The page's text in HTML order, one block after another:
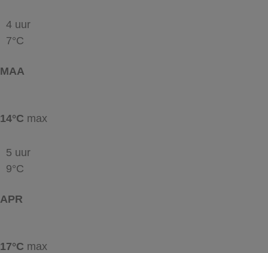
4 uur
7°C
MAA
14°C max
5 uur
9°C
APR
17°C max